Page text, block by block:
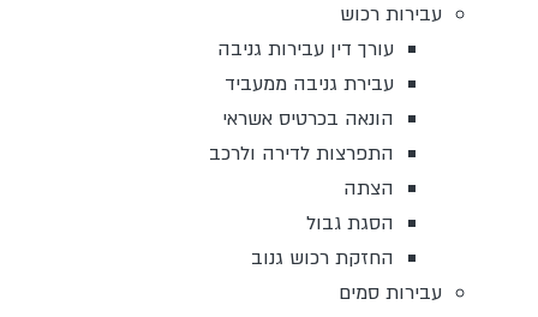
עבירות רכוש
עורך דין עבירות גניבה
עבירת גניבה ממעביד
הונאה בכרטיס אשראי
התפרצות לדירה ולרכב
הצתה
הסגת גבול
החזקת רכוש גנוב
עבירות סמים